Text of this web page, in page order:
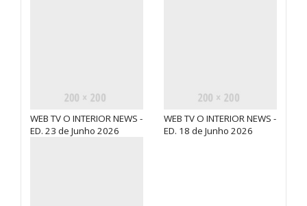
WEB TV O INTERIOR NEWS -
ED. 23 de Junho 2026
WEB TV O INTERIOR NEWS -
ED. 18 de Junho 2026